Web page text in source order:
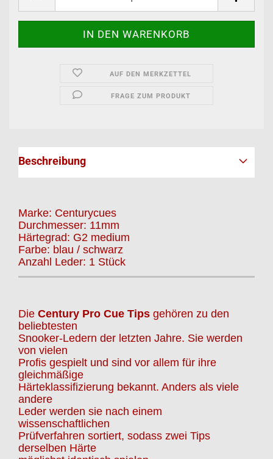
AUF DEN MERKZETTEL
FRAGE ZUM PRODUKT
Beschreibung
Marke: Centurycues
Durchmesser: 11mm
Härtegrad: G2 medium
Farbe: blau / schwarz
Anzahl Leder: 1 Stück
Die Century Pro Cue Tips gehören zu den
beliebtesten
Snooker-Ledern der letzten Jahre. Sie werden
von vielen
Profis gespielt und sind vor allem für ihre
gleichmäßige
Härteklassifizierung bekannt. Anders als viele
andere
Leder werden sie nach einem
wissenschaftlichen
Prüfverfahren sortiert, sodass zwei Tips
derselben Härte